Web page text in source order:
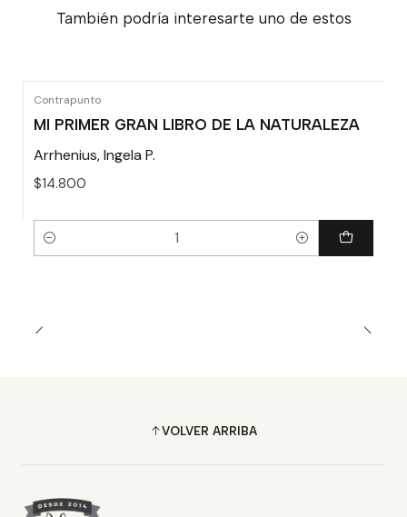
También podría interesarte uno de estos
Contrapunto
MI PRIMER GRAN LIBRO DE LA NATURALEZA
Arrhenius, Ingela P.
$14.800
Cantidad
VOLVER ARRIBA